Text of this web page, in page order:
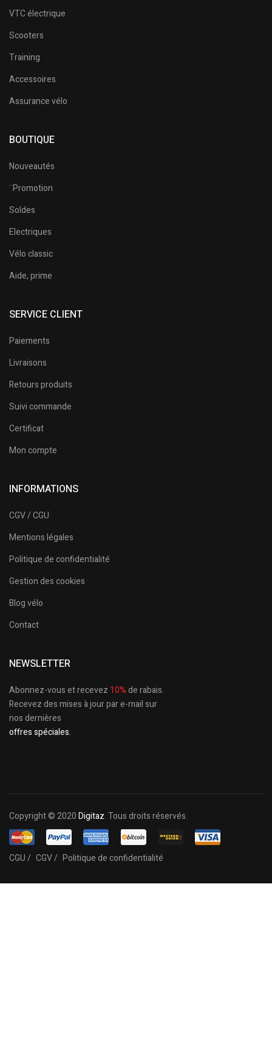
VTC électrique
Scooters
Training
Accessoires
Assurance vélo
BOUTIQUE
Nouveautés
¨Promotion
Soldes
Electriques
Vélo classic
Aide, prime
SERVICE CLIENT
Paiements
Livraisons
Retours produits
Suivi commande
Certificat
Mon compte
INFORMATIONS
CGV / CGU
Mentions légales
Politique de confidentialité
Gestion des cookies
Blog vélo
Contact
NEWSLETTER
Abonnez-vous et recevez 10%de rabais.
Recevez des mises à jour par e-mail sur
nos dernières
offres spéciales.
Copyright © 2020Digitaz. Tous droits réservés.
CGU / CGV / Politique de confidentialité